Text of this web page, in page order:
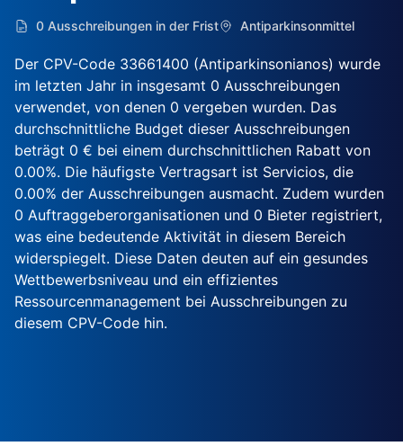
0 Ausschreibungen in der Frist Antiparkinsonmittel
Der CPV-Code 33661400 (Antiparkinsonianos) wurde
im letzten Jahr in insgesamt 0 Ausschreibungen
verwendet, von denen 0 vergeben wurden. Das
durchschnittliche Budget dieser Ausschreibungen
beträgt 0 € bei einem durchschnittlichen Rabatt von
0.00%. Die häufigste Vertragsart ist Servicios, die
0.00% der Ausschreibungen ausmacht. Zudem wurden
0 Auftraggeberorganisationen und 0 Bieter registriert,
was eine bedeutende Aktivität in diesem Bereich
widerspiegelt. Diese Daten deuten auf ein gesundes
Wettbewerbsniveau und ein effizientes
Ressourcenmanagement bei Ausschreibungen zu
diesem CPV-Code hin.